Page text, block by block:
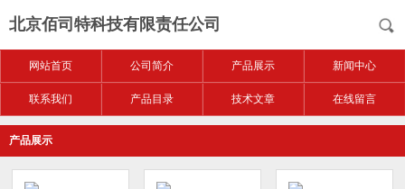
北京佰司特科技有限责任公司
网站首页 公司简介 产品展示 新闻中心
联系我们 产品目录 技术文章 在线留言
产品展示